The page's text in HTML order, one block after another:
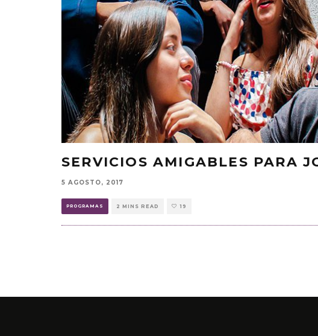
SERVICIOS AMIGABLES PARA
5 AGOSTO, 2017
PROGRAMAS 2 MINS READ 19